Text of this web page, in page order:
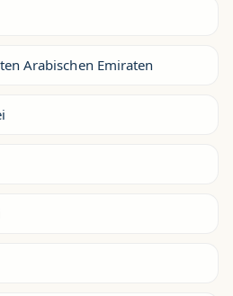
Arabischen Emiraten